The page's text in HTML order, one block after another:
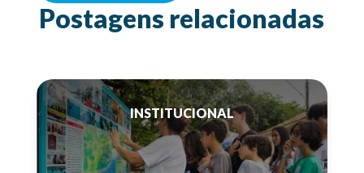
Postagens relacionadas
INSTITUCIONAL